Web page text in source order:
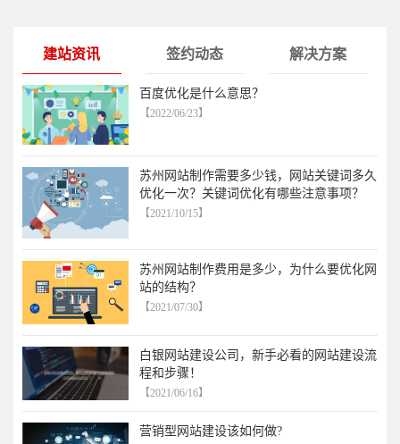
建站资讯 签约动态 解决方案
百度优化是什么意思？
【2022/06/23】
苏州网站制作需要多少钱，网站关键词多久
优化一次？关键词优化有哪些注意事项？
【2021/10/15】
苏州网站制作费用是多少，为什么要优化网
站的结构？
【2021/07/30】
白银网站建设公司，新手必看的网站建设流
程和步骤！
【2021/06/16】
营销型网站建设该如何做?